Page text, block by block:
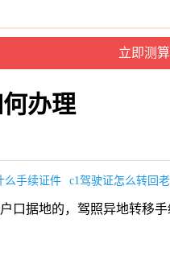
办理
么手续证件 c1驾驶证怎么转回
口据地的，驾照异地转移